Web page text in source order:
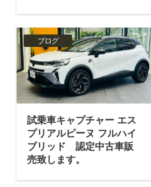
ブログ
試乗車キャプチャー エス
プリアルピーヌ フルハイ
ブリッド 認定中古車販
売致します。